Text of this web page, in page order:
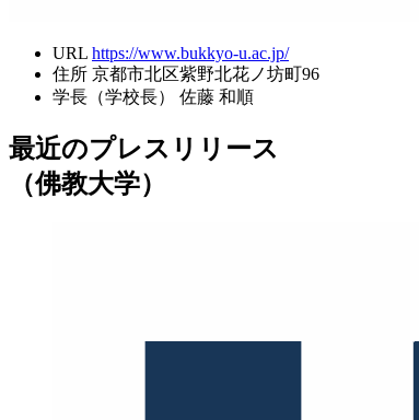
URL https://www.bukkyo-u.ac.jp/
住所 京都市北区紫野北花ノ坊町96
学長（学校長）
佐藤 和順
最近のプレスリリース
（佛教大学）